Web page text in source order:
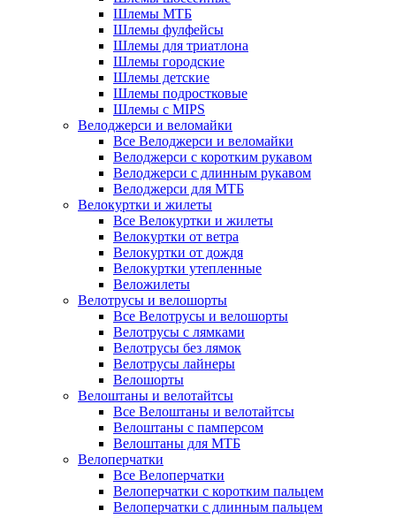
Шлемы МТБ
Шлемы фулфейсы
Шлемы для триатлона
Шлемы городские
Шлемы детские
Шлемы подростковые
Шлемы с MIPS
Велоджерси и веломайки
Все Велоджерси и веломайки
Велоджерси с коротким рукавом
Велоджерси с длинным рукавом
Велоджерси для МТБ
Велокуртки и жилеты
Все Велокуртки и жилеты
Велокуртки от ветра
Велокуртки от дождя
Велокуртки утепленные
Веложилеты
Велотрусы и велошорты
Все Велотрусы и велошорты
Велотрусы с лямками
Велотрусы без лямок
Велотрусы лайнеры
Велошорты
Велоштаны и велотайтсы
Все Велоштаны и велотайтсы
Велоштаны с памперсом
Велоштаны для МТБ
Велоперчатки
Все Велоперчатки
Велоперчатки с коротким пальцем
Велоперчатки с длинным пальцем